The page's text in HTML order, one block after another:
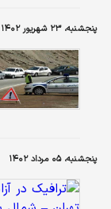
خصوصی با
بهره‏‏‌برداری و اخذ
آن پروژه را به بخش
پنجشنبه، ۲۳ شهریور ۱۴۰۲
پنجشنبه، ۰۵ مرداد ۱۴۰۲